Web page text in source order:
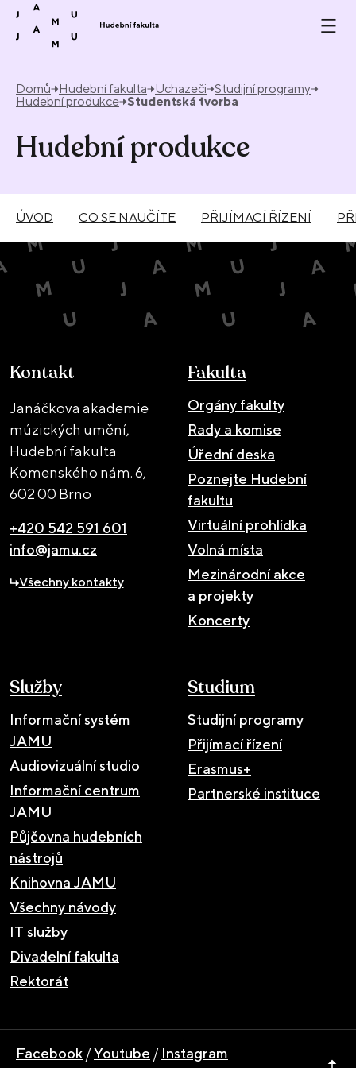
Přeskočit na obsah
Domů Hudební fakulta Uchazeči Studijní programy
Hudební produkce Studentská tvorba
Hudební produkce
ÚVOD CO SE NAUČÍTE PŘIJÍMACÍ ŘÍZENÍ
Kontakt
Janáčkova akademie
múzických umění,
Hudební fakulta
Komenského nám. 6,
602 00 Brno
+420 542 591 601
info@jamu.cz
Všechny kontakty
Fakulta
Orgány fakulty
Rady a komise
Úřední deska
Poznejte Hudební
fakultu
Virtuální prohlídka
Volná místa
Mezinárodní akce
a projekty
Koncerty
Služby
Informační systém
JAMU
Audiovizuální studio
Informační centrum
JAMU
Půjčovna hudebních
nástrojů
Knihovna JAMU
Všechny návody
IT služby
Divadelní fakulta
Rektorát
Studium
Studijní programy
Přijímací řízení
Erasmus+
Partnerské instituce
Facebook /Youtube / Instagram